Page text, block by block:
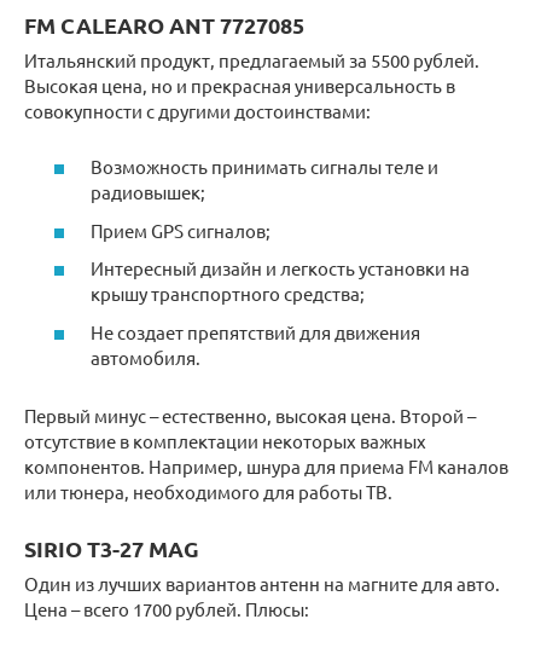
FM CALEARO ANT 7727085
Итальянский продукт, предлагаемый за 5500 рублей.
Высокая цена, но и прекрасная универсальность в
совокупности с другими достоинствами:
Возможность принимать сигналы теле и
радиовышек;
Прием GPS сигналов;
Интересный дизайн и легкость установки на
крышу транспортного средства;
Не создает препятствий для движения
автомобиля.
Первый минус – естественно, высокая цена. Второй –
отсутствие в комплектации некоторых важных
компонентов. Например, шнура для приема FM каналов
или тюнера, необходимого для работы ТВ.
SIRIO T3-27 MAG
Один из лучших вариантов антенн на магните для авто.
Цена – всего 1700 рублей. Плюсы: